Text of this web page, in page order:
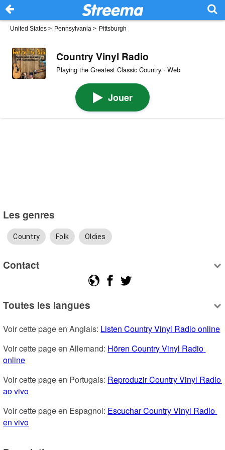
United States > Pennsylvania > Pittsburgh
Country Vinyl Radio
Playing the Greatest Classic Country · Web
Jouer
Les genres
Country Folk Oldies
Contact
Toutes les langues
Voir cette page en Anglais: Listen Country Vinyl Radio online
Voir cette page en Allemand: Hören Country Vinyl Radio
online
Voir cette page en Portugais: Reproduzir Country Vinyl Radio
ao vivo
Voir cette page en Espagnol: Escuchar Country Vinyl Radio
en vivo